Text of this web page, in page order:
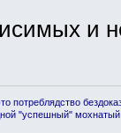
и
потреблядство
"успешный"